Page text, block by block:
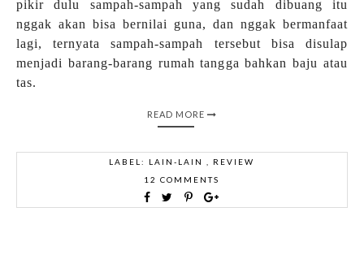
pikir dulu sampah-sampah yang sudah dibuang itu
nggak akan bisa bernilai guna, dan nggak bermanfaat
lagi, ternyata sampah-sampah tersebut bisa disulap
menjadi barang-barang rumah tangga bahkan baju atau
tas.
READ MORE
LABEL: LAIN-LAIN
REVIEW
12 COMMENTS